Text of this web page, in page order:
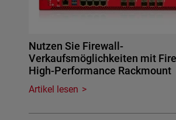
Nutzen Sie Firewall-
Verkaufsmöglichkeiten mit
High-Performance Rackmount
Artikel lesen